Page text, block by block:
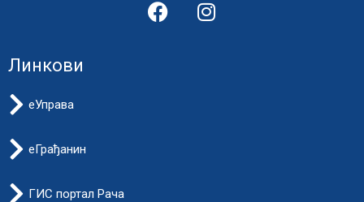
Линкови
еУправа
еГрађанин
ГИС портал Рача